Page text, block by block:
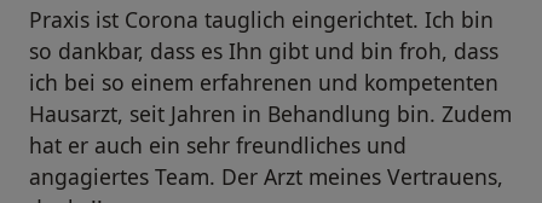
Praxis ist Corona tauglich eingerichtet. Ich bin
so dankbar, dass es Ihn gibt und bin froh, dass
ich bei so einem erfahrenen und kompetenten
Hausarzt, seit Jahren in Behandlung bin. Zudem
hat er auch ein sehr freundliches und
angagiertes Team. Der Arzt meines Vertrauens,